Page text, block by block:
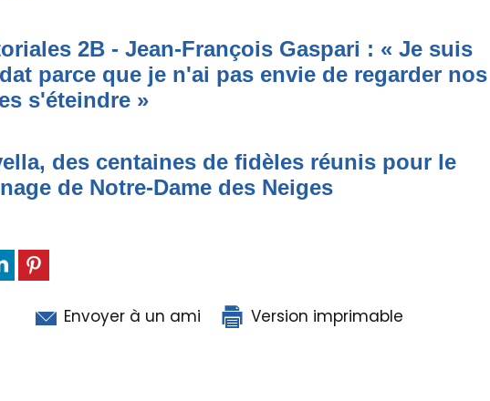
2B - Jean-François Gaspari : « Je suis
parce que je n'ai pas envie de regarder nos
s'éteindre »
des centaines de fidèles réunis pour le
de Notre-Dame des Neiges
Envoyer à un ami Version imprimable